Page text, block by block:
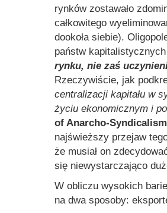
rynków zostawało
całkowitego
dookoła siebie).
państw
rynku, nie zaś
Rzeczywiście, jak
centralizacji kapitału w
życiu ekonomicznym i
of Anarcho-Syndicalism
najświeższy przejaw
że musiał on
się niewystarczająco
W obliczu wysokich
na dwa sposoby: